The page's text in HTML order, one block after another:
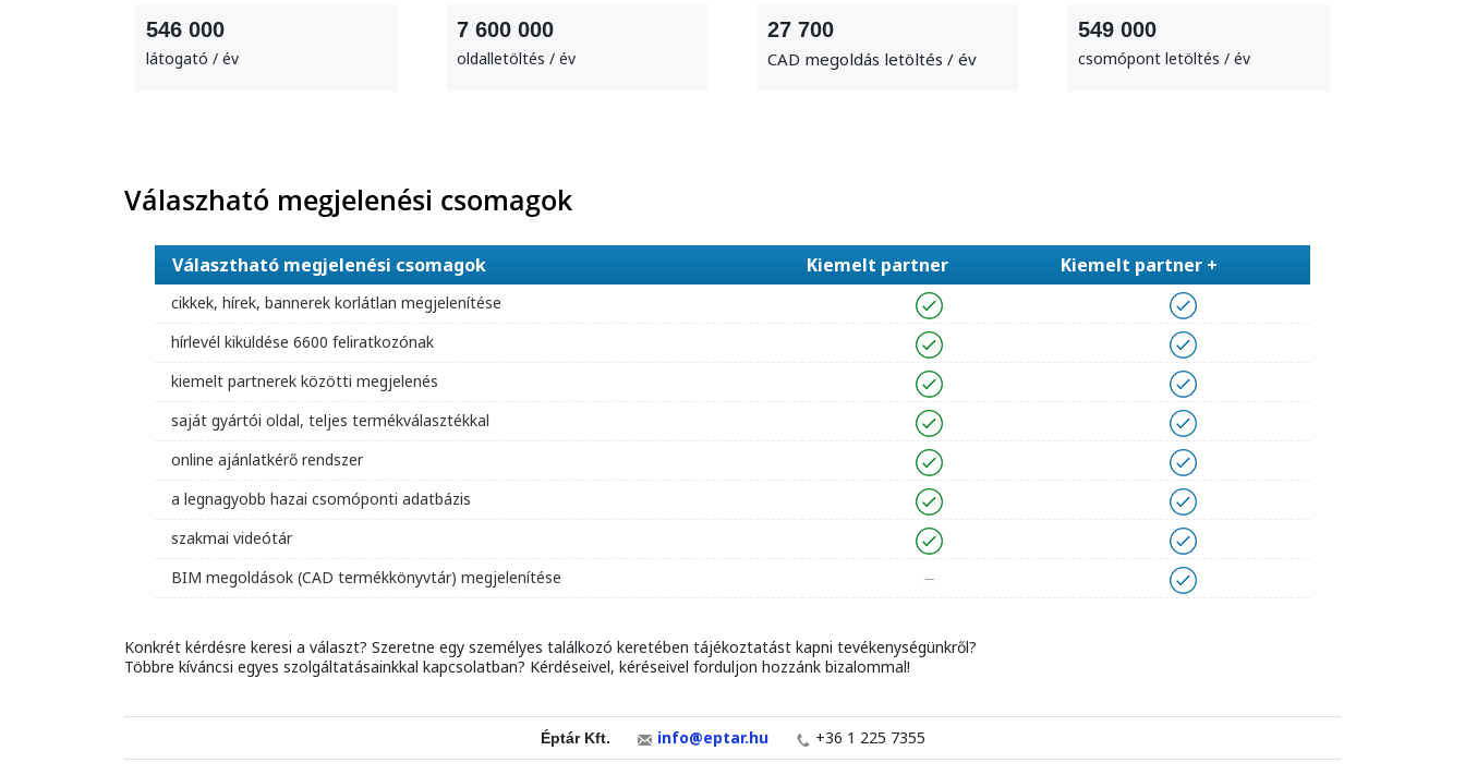
546 000
látogató / év
7 600 000
oldalletöltés / év
27 700
CAD megoldás letöltés / év
549 000
csomópont letöltés / év
Válaszható megjelenési csomagok
Választható megjelenési csomagok Kiemelt partner Kiemelt partner +
cikkek, hírek, bannerek korlátlan megjelenítése
hírlevél kiküldése 6600 feliratkozónak
kiemelt partnerek közötti megjelenés
saját gyártói oldal, teljes termékválasztékkal
online ajánlatkérő rendszer
a legnagyobb hazai csomóponti adatbázis
szakmai videótár
BIM megoldások (CAD termékkönyvtár) megjelenítése
Konkrét kérdésre keresi a választ? Szeretne egy személyes találkozó keretében tájékoztatást kapni tevékenységünkről?
Többre kíváncsi egyes szolgáltatásainkkal kapcsolatban? Kérdéseivel, kéréseivel forduljon hozzánk bizalommal!
Éptár Kft. info@eptar.hu +36 1 225 7355